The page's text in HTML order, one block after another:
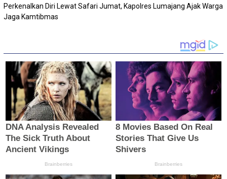
Perkenalkan Diri Lewat Safari Jumat, Kapolres Lumajang Ajak Warga
Jaga Kamtibmas